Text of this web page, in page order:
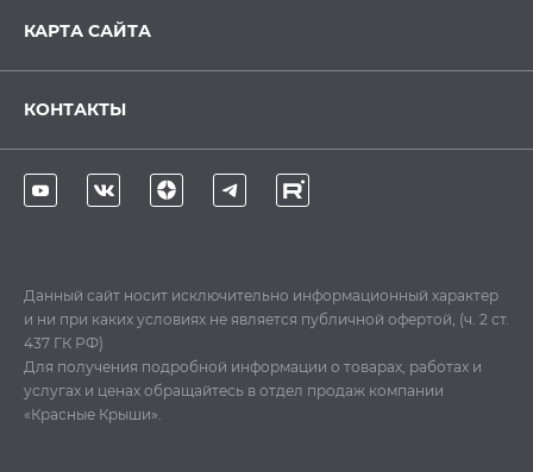
КАРТА САЙТА
КОНТАКТЫ
Данный сайт носит исключительно информационный характер
и ни при каких условиях не является публичной офертой, (ч. 2 ст.
437 ГК РФ)
Для получения подробной информации о товарах, работах и
услугах и ценах обращайтесь в отдел продаж компании
«Красные Крыши».